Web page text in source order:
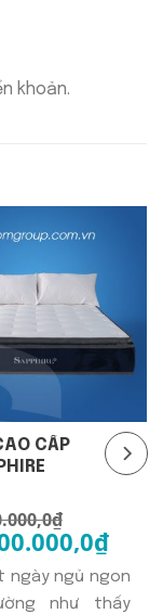
khoản.
CẤP
₫
₫
ngày ngủ ngon
như thấy